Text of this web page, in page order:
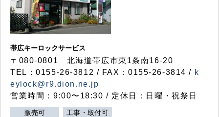
帯広キーロックサービス
〒080-0801 北海道帯広市東1条南16-20
TEL：0155-26-3812 / FAX：0155-26-3814 / k
eylock@r9.dion.ne.jp
営業時間：9:00〜18:30 / 定休日：日曜・祝祭日
販売可 工事・取付可